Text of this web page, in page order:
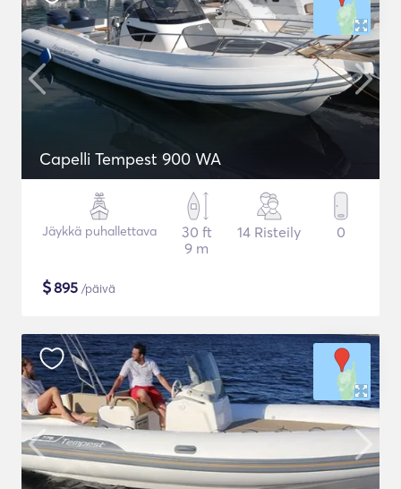
Capelli Tempest 900 WA
Jäykkä puhallettava
30 ft
9 m
14 Risteily 0
$895 /päivä